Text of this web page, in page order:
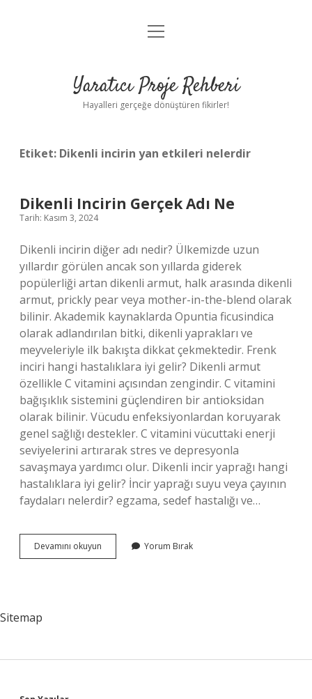
Anasayfa
Yasal Uyarı
menüyü
Yaratıcı Proje Rehberi
Hayalleri gerçeğe dönüştüren fikirler!
Etiket: Dikenli incirin yan etkileri nelerdir
Dikenli Incirin Gerçek Adı Ne
Tarih: Kasım 3, 2024
Dikenli incirin diğer adı nedir? Ülkemizde uzun
yıllardır görülen ancak son yıllarda giderek
popülerliği artan dikenli armut, halk arasında dikenli
armut, prickly pear veya mother-in-the-blend olarak
bilinir. Akademik kaynaklarda Opuntia ficusindica
olarak adlandırılan bitki, dikenli yaprakları ve
meyveleriyle ilk bakışta dikkat çekmektedir. Frenk
inciri hangi hastalıklara iyi gelir? Dikenli armut
özellikle C vitamini açısından zengindir. C vitamini
bağışıklık sistemini güçlendiren bir antioksidan
olarak bilinir. Vücudu enfeksiyonlardan koruyarak
genel sağlığı destekler. C vitamini vücuttaki enerji
seviyelerini artırarak stres ve depresyonla
savaşmaya yardımcı olur. Dikenli incir yaprağı hangi
hastalıklara iyi gelir? İncir yaprağı suyu veya çayının
faydaları nelerdir? egzama, sedef hastalığı ve…
Devamını okuyun
Incirin
Yorum Bırak
Sitemap